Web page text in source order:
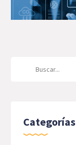
Categorías